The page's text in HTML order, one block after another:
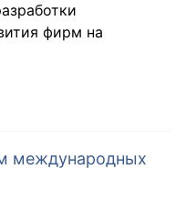
фирм на
международных